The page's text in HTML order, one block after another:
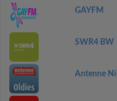
GAYFM
SWR4 BW
Antenne